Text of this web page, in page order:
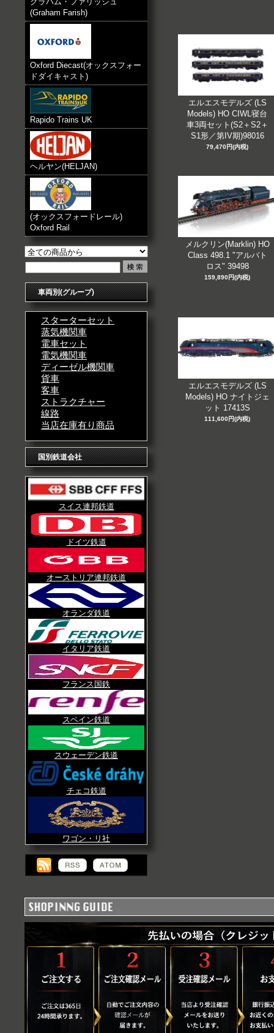
(Graham Farish)
Oxford Diecast(オックスフォー
ドダイキャスト)
Rapido Trains UK
ヘルヤン(HELJAN)
(オックスフォードレール)
Oxford Rail
車両別(グループ)
スターターセット
蒸気機関車
電車セット
電気機関車
ディーゼル機関車
貨車
客車
ストラクチャー
線路
当店在庫有り商品
国別鉄道会社
スイス連邦鉄道
ドイツ鉄道
オーストリア連邦鉄道
オランダ鉄道
イタリア鉄道
フランス国鉄
スペイン鉄道
スウェーデン鉄道
チェコ鉄道
ワゴン・リ社
エルエスモデルズ (LS
Models) HO CIWL寝台
車3両セット(S2＋S2＋
S1形／第IV期)98016
79,470円(内税)
メルクリン(Marklin) HO
Class 498.1 "アルバト
ロス" 39498
159,890円(内税)
エルエスモデルズ (LS
Models) HO ナイトジェ
ット 17413S
111,600円(内税)